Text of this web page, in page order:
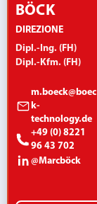
BÖCK
DIREZIONE
Dipl.-Ing. (FH)
Dipl.-Kfm. (FH)
m.boeck@boec
k-
technology.de
+49 (0) 8221
96 43 702
@Marcböck